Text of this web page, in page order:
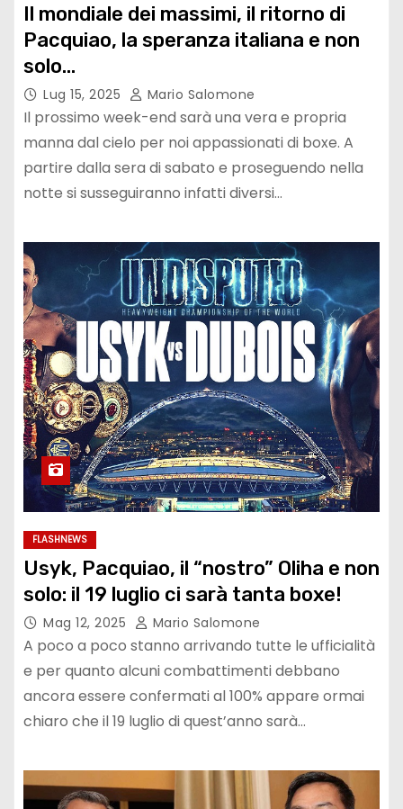
Il mondiale dei massimi, il ritorno di
Pacquiao, la speranza italiana e non
solo…
Lug 15, 2025 Mario Salomone
Il prossimo week-end sarà una vera e propria
manna dal cielo per noi appassionati di boxe. A
partire dalla sera di sabato e proseguendo nella
notte si susseguiranno infatti diversi…
FLASHNEWS
Usyk, Pacquiao, il “nostro” Oliha e non
solo: il 19 luglio ci sarà tanta boxe!
Mag 12, 2025 Mario Salomone
A poco a poco stanno arrivando tutte le ufficialità
e per quanto alcuni combattimenti debbano
ancora essere confermati al 100% appare ormai
chiaro che il 19 luglio di quest’anno sarà…